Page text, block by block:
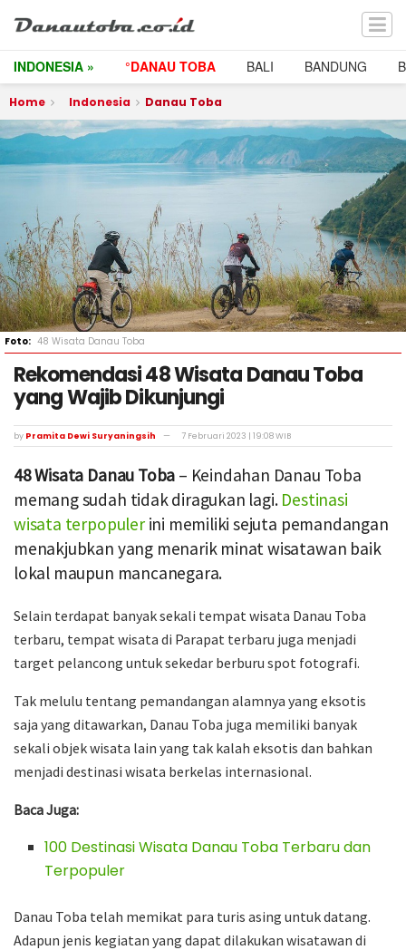
INDONESIA » °DANAU TOBA BALI BANDUNG
Home Indonesia Danau Toba
48 Wisata Danau Toba
Rekomendasi 48 Wisata Danau Toba
yang Wajib Dikunjungi
by Pramita Dewi Suryaningsih 7 Februari 2023 | 19:08 WIB
48 Wisata Danau Toba – Keindahan Danau Toba
memang sudah tidak diragukan lagi. Destinasi
wisata terpopulerini memiliki sejuta pemandangan
menakjubkan yang menarik minat wisatawan baik
lokal maupun mancanegara.
Selain terdapat banyak sekali tempat wisata Danau Toba
terbaru, tempat wisata di Parapat terbaru juga menjadi
target pelancong untuk sekedar berburu spot fotografi.
Tak melulu tentang pemandangan alamnya yang eksotis
saja yang ditawarkan, Danau Toba juga memiliki banyak
sekali objek wisata lain yang tak kalah eksotis dan bahkan
menjadi destinasi wisata berkelas internasional.
Baca Juga:
100 Destinasi Wisata Danau Toba Terbaru dan
Terpopuler
Danau Toba telah memikat para turis asing untuk datang.
Adapun jenis kegiatan yang dapat dilakukan wisatawan di